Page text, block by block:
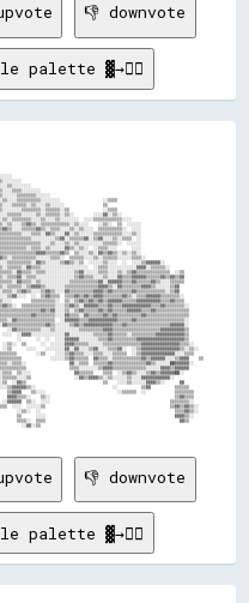
👎 downvote
palette ▓→✊🏽
👎 downvote
palette ▓→✊🏽